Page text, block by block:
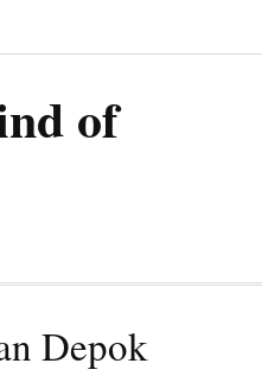
of
Depok